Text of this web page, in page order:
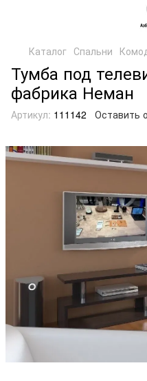
Каталог Спальни
Тумба под
фабрика Неман
Артикул: 111142 Оставить